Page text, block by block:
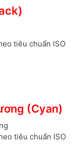
tiêu chuẩn ISO
(Cyan)
tiêu chuẩn ISO